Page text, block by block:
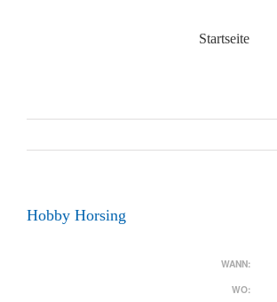
Startseite
Hobby Horsing
WANN:
WO: